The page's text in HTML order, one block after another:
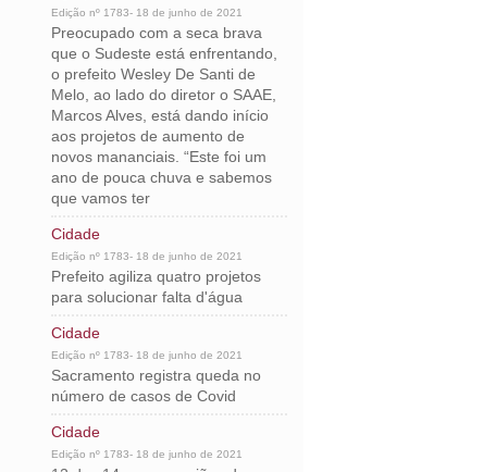
Edição nº 1783- 18 de junho de 2021
Preocupado com a seca brava
que o Sudeste está enfrentando,
o prefeito Wesley De Santi de
Melo, ao lado do diretor o SAAE,
Marcos Alves, está dando início
aos projetos de aumento de
novos mananciais. “Este foi um
ano de pouca chuva e sabemos
que vamos ter
Cidade
Edição nº 1783- 18 de junho de 2021
Prefeito agiliza quatro projetos
para solucionar falta d'água
Cidade
Edição nº 1783- 18 de junho de 2021
Sacramento registra queda no
número de casos de Covid
Cidade
Edição nº 1783- 18 de junho de 2021